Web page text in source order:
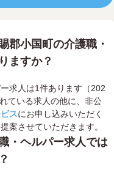
郡小国町の介護職・
ますか？
求人は1件あります（202
ている求人の他に、非公
スにお申し込みいただく
案させていただきます。
・ヘルパー求人では